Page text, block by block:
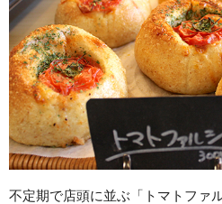
不定期で店頭に並ぶ「トマトファ